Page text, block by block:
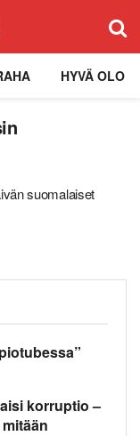
HYVÄ OLO
suomalaiset
korruptio –